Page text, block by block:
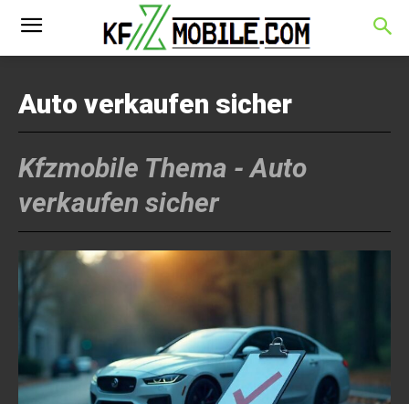
Auto verkaufen sicher
Kfzmobile Thema -Auto
verkaufen sicher